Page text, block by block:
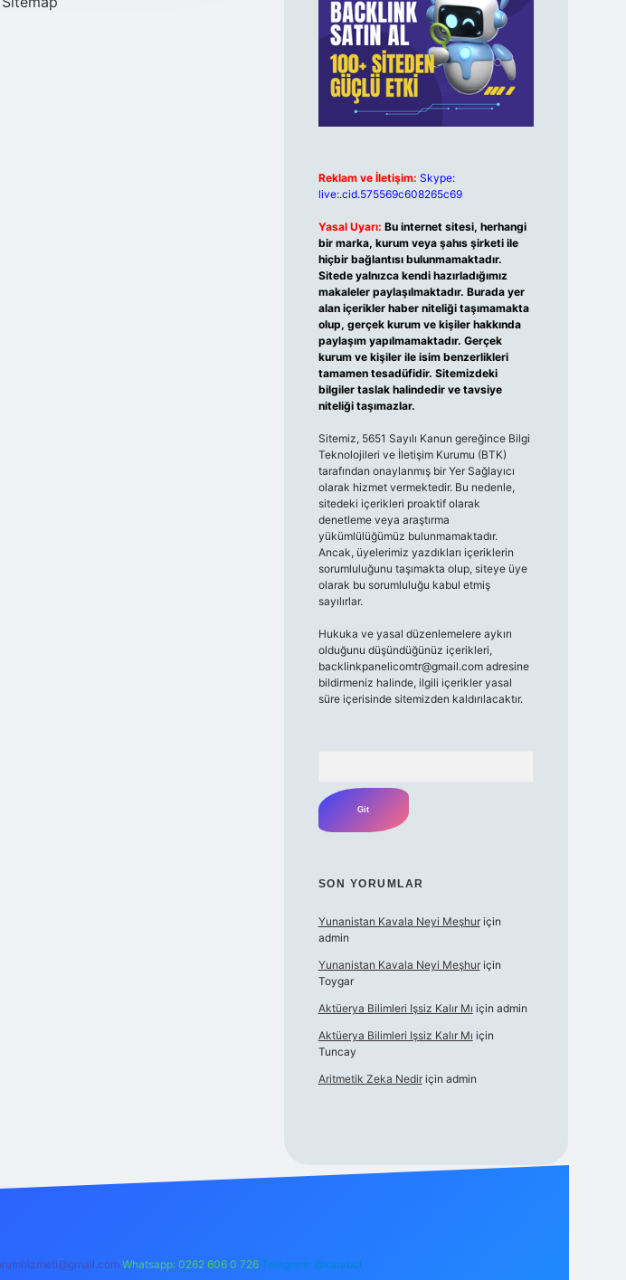
Reklam ve İletişim: Skype:
live:.cid.575569c608265c69
Yasal Uyarı: Bu internet sitesi, herhangi
bir marka, kurum veya şahıs şirketi ile
hiçbir bağlantısı bulunmamaktadır.
Sitede yalnızca kendi hazırladığımız
makaleler paylaşılmaktadır. Burada yer
alan içerikler haber niteliği taşımamakta
olup, gerçek kurum ve kişiler hakkında
paylaşım yapılmamaktadır. Gerçek
kurum ve kişiler ile isim benzerlikleri
tamamen tesadüfidir. Sitemizdeki
bilgiler taslak halindedir ve tavsiye
niteliği taşımazlar.
Sitemiz, 5651 Sayılı Kanun gereğince Bilgi
Teknolojileri ve İletişim Kurumu (BTK)
tarafından onaylanmış bir Yer Sağlayıcı
olarak hizmet vermektedir. Bu nedenle,
sitedeki içerikleri proaktif olarak
denetleme veya araştırma
yükümlülüğümüz bulunmamaktadır.
Ancak, üyelerimiz yazdıkları içeriklerin
sorumluluğunu taşımakta olup, siteye üye
olarak bu sorumluluğu kabul etmiş
sayılırlar.
Hukuka ve yasal düzenlemelere aykırı
olduğunu düşündüğünüz içerikleri,
backlinkpanelicomtr@gmail.comadresine
bildirmeniz halinde, ilgili içerikler yasal
süre içerisinde sitemizden kaldırılacaktır.
SON YORUMLAR
Yunanistan Kavala Neyi Meşhuriçin
admin
Yunanistan Kavala Neyi Meşhuriçin
Toygar
Aktüerya Bilimleri Işsiz Kalır Mı için admin
Aktüerya Bilimleri Işsiz Kalır Mı için
Tuncay
Aritmetik Zeka Nediriçin admin
Whatsapp: 0262 606 0 726 Telegram: @karabul